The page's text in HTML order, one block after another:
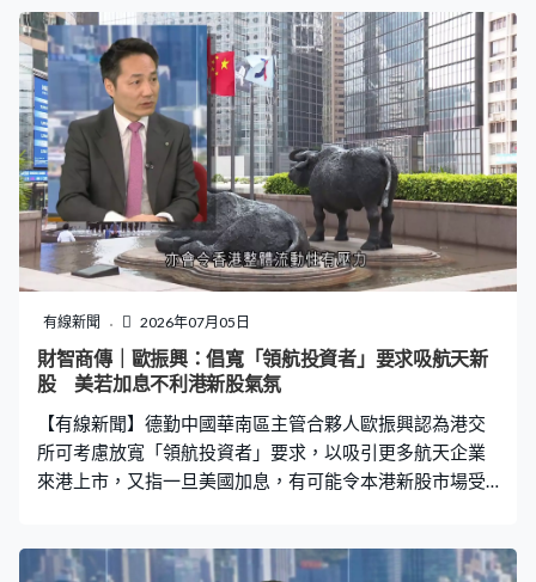
有線新聞 2026年07月05日
財智商傳｜歐振興：倡寬「領航投資者」要求吸航天新
股 美若加息不利港新股氣氛
【有線新聞】德勤中國華南區主管合夥人歐振興認為港交
所可考慮放寬「領航投資者」要求，以吸引更多航天企業
來港上市，又指一旦美國加息，有可能令本港新股市場受
資。德勤中國華南區主管合夥人歐振興接受本台《財智．